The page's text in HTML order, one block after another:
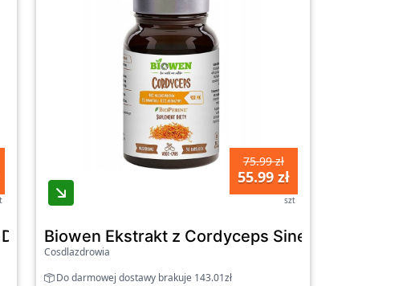
75.99 zł
55.99 zł
szt
Biowen Ekstrakt z Cordyceps Sinensis 400mg
Cosdlazdrowia
Do darmowej dostawy brakuje 143.01zł